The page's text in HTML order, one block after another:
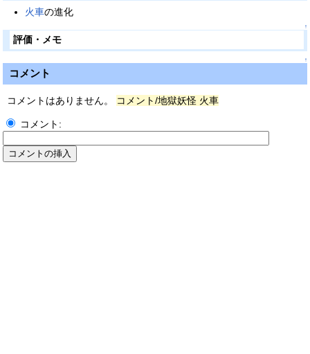
火車の進化
↑
評価・メモ
↑
コメント
コメントはありません。 コメント/地獄妖怪 火車
コメント: